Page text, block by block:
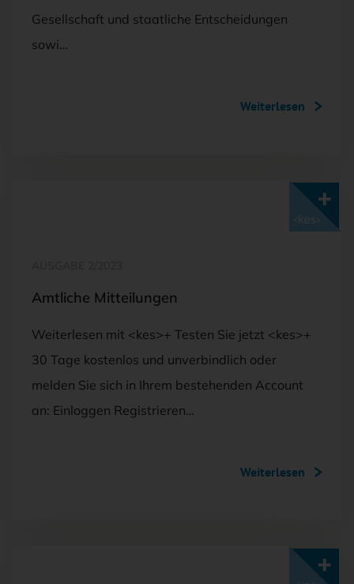
Gesellschaft und staatliche Entscheidungen
sowi…
Weiterlesen
Amtliche Mitteilungen
Weiterlesen mit <kes>+ Testen Sie jetzt <kes>+
30 Tage kostenlos und unverbindlich oder
melden Sie sich in Ihrem bestehenden Account
an: Einloggen Registrieren…
Weiterlesen